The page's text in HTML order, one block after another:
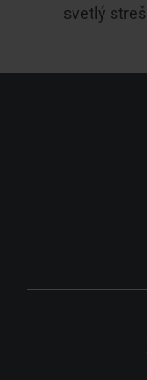
svetlý